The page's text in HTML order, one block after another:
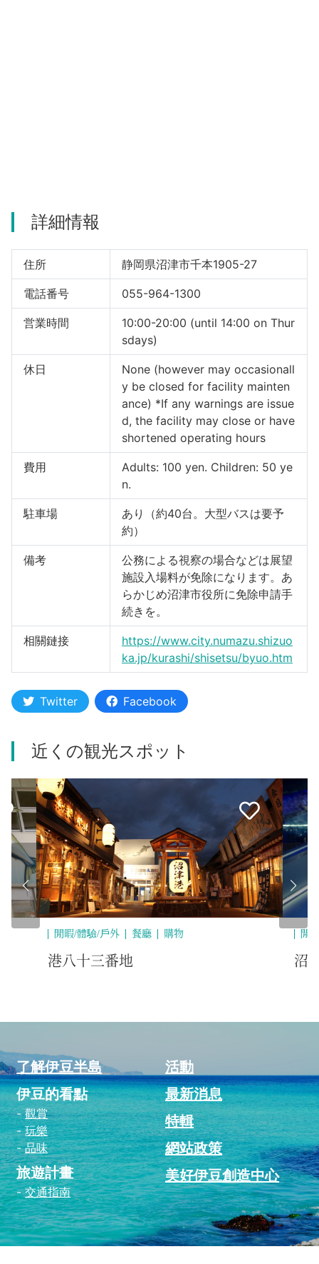
詳細情報
住所 静岡県沼津市千本1905-27
電話番号 055-964-1300
営業時間
10:00-20:00 (until 14:00 on Thur
sdays)
休日
None (however may occasionall
y be closed for facility mainten
ance) *If any warnings are issue
d, the facility may close or have
shortened operating hours
費用
Adults: 100 yen. Children: 50 ye
n.
駐車場
あり（約40台。大型バスは要予
約）
備考
公務による視察の場合などは展望
施設入場料が免除になります。あ
らかじめ沼津市役所に免除申請手
続きを。
相關鏈接
https://www.city.numazu.shizuo
ka.jp/kurashi/shisetsu/byuo.htm
Twitter Facebook
近くの観光スポット
閒暇/體驗/戶外 餐廳 購物
港八十三番地
閒
沼
了解伊豆半島
伊豆的看點
觀賞
玩樂
品味
旅遊計畫
交通指南
活動
最新消息
特輯
網站政策
美好伊豆創造中心